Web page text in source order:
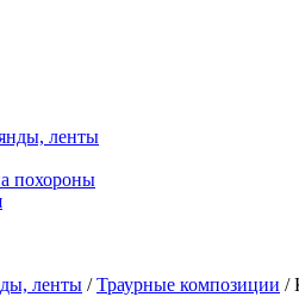
ленты
похороны
ленты /Траурные композиции /